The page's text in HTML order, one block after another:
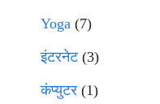
Yoga (7)
इंटरनेट(3)
कंप्युटर (1)